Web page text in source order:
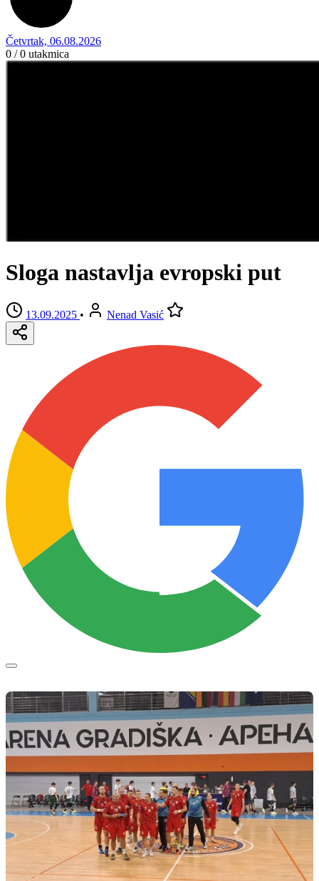
Četvrtak, 06.08.2026
0 / 0 utakmica
Sloga nastavlja evropski put
13.09.2025 • Nenad Vasić